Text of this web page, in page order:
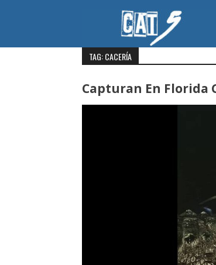
Cat 5
TAG: CACERÍA
Capturan En Florida